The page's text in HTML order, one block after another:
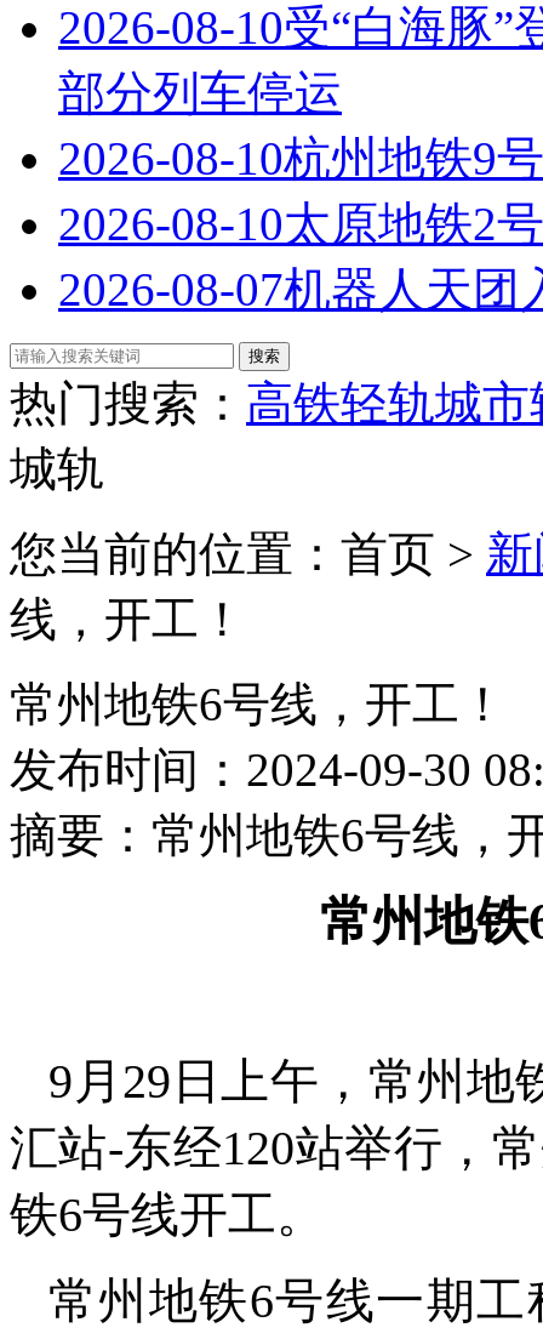
2026-08-10受“白海豚”
部分列车停运
2026-08-10杭州地铁9
2026-08-10太原地铁2
2026-08-07机器人天团
热门搜索： 高铁轻轨城市
城轨
您当前的位置：首页 >
线，开工！
常州地铁6号线，开工！
发布时间：2024-09-30
摘要： 常州地铁6号线，
常州地
9月29日上午，常州地
汇站-东经120站举行，
铁6号线开工。
常州地铁6号线一期